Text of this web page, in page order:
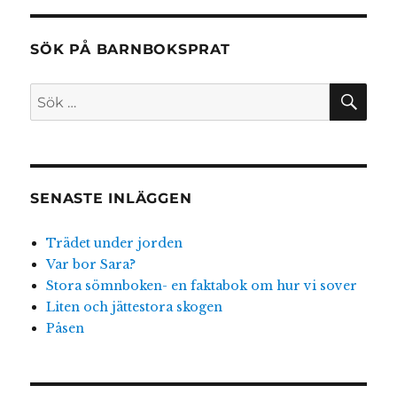
SÖK PÅ BARNBOKSPRAT
Sök
SENASTE INLÄGGEN
Trädet under jorden
Var bor Sara?
Stora sömnboken- en faktabok om hur vi sover
Liten och jättestora skogen
Påsen